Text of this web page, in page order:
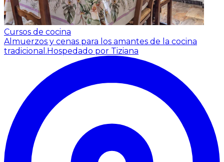
Cursos de cocina
Almuerzos y cenas para los amantes de la cocina
tradicional.Hospedado por Tiziana